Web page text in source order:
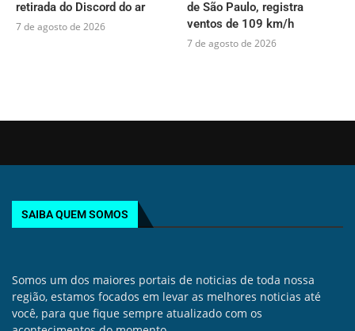
retirada do Discord do ar
7 de agosto de 2026
de São Paulo, registra
ventos de 109 km/h
7 de agosto de 2026
SAIBA QUEM SOMOS
Somos um dos maiores portais de noticias de toda nossa
região, estamos focados em levar as melhores noticias até
você, para que fique sempre atualizado com os